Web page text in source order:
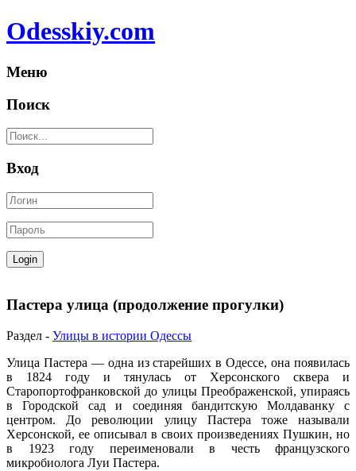
Odesskiy.com
Меню
Поиск
Вход
Пастера улица (продолжение прогулки)
Раздел - Улицы в истории Одессы
Улица Пастера — одна из старейших в Одессе, она появилась
в 1824 году и тянулась от Херсонского сквера и
Старопортофранковской до улицы Преображенской, упираясь
в Городской сад и соединяя бандитскую Молдаванку с
центром. До революции улицу Пастера тоже называли
Херсонской, ее описывал в своих произведениях Пушкин, но
в 1923 году переименовали в честь французского
микробиолога Луи Пастера.